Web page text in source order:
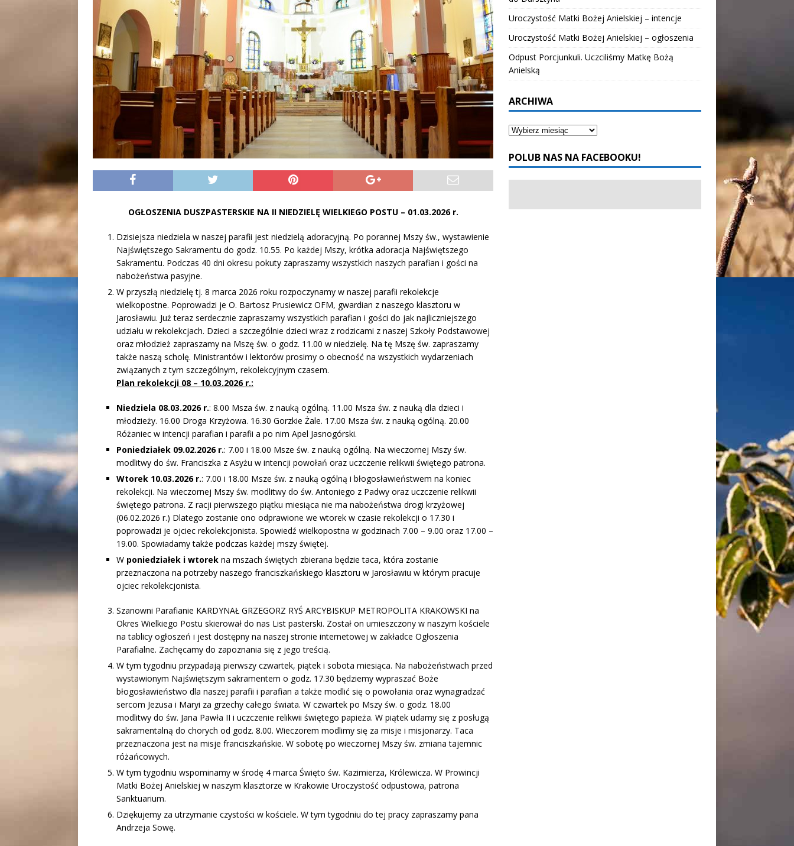
OGŁOSZENIA DUSZPASTERSKIE NA II NIEDZIELĘ WIELKIEGO POSTU – 01.03.2026 r.
Dzisiejsza niedziela w naszej parafii jest niedzielą adoracyjną. Po porannej Mszy św., wystawienie
Najświętszego Sakramentu do godz. 10.55. Po każdej Mszy, krótka adoracja Najświętszego
Sakramentu. Podczas 40 dni okresu pokuty zapraszamy wszystkich naszych parafian i gości na
nabożeństwa pasyjne.
W przyszłą niedzielę tj. 8 marca 2026 roku rozpoczynamy w naszej parafii rekolekcje
wielkopostne. Poprowadzi je O. Bartosz Prusiewicz OFM, gwardian z naszego klasztoru w
Jarosławiu. Już teraz serdecznie zapraszamy wszystkich parafian i gości do jak najliczniejszego
udziału w rekolekcjach. Dzieci a szczególnie dzieci wraz z rodzicami z naszej Szkoły Podstawowej
oraz młodzież zapraszamy na Mszę św. o godz. 11.00 w niedzielę. Na tę Mszę św. zapraszamy
także naszą scholę. Ministrantów i lektorów prosimy o obecność na wszystkich wydarzeniach
związanych z tym szczególnym, rekolekcyjnym czasem.
Plan rekolekcji 08 – 10.03.2026 r.:
Niedziela 08.03.2026 r.: 8.00 Msza św. z nauką ogólną. 11.00 Msza św. z nauką dla dzieci i
młodzieży. 16.00 Droga Krzyżowa. 16.30 Gorzkie Żale. 17.00 Msza św. z nauką ogólną. 20.00
Różaniec w intencji parafian i parafii a po nim Apel Jasnogórski.
Poniedziałek 09.02.2026 r.: 7.00 i 18.00 Msze św. z nauką ogólną. Na wieczornej Mszy św.
modlitwy do św. Franciszka z Asyżu w intencji powołań oraz uczczenie relikwii świętego patrona.
Wtorek 10.03.2026 r.: 7.00 i 18.00 Msze św. z nauką ogólną i błogosławieństwem na koniec
rekolekcji. Na wieczornej Mszy św. modlitwy do św. Antoniego z Padwy oraz uczczenie relikwii
świętego patrona. Z racji pierwszego piątku miesiąca nie ma nabożeństwa drogi krzyżowej
(06.02.2026 r.) Dlatego zostanie ono odprawione we wtorek w czasie rekolekcji o 17.30 i
poprowadzi je ojciec rekolekcjonista. Spowiedź wielkopostna w godzinach 7.00 – 9.00 oraz 17.00 –
19.00. Spowiadamy także podczas każdej mszy świętej.
W poniedziałek i wtorek na mszach świętych zbierana będzie taca, która zostanie
przeznaczona na potrzeby naszego franciszkańskiego klasztoru w Jarosławiu w którym pracuje
ojciec rekolekcjonista.
Szanowni Parafianie KARDYNAŁ GRZEGORZ RYŚ ARCYBISKUP METROPOLITA KRAKOWSKI na
Okres Wielkiego Postu skierował do nas List pasterski. Został on umieszczony w naszym kościele
na tablicy ogłoszeń i jest dostępny na naszej stronie internetowej w zakładce Ogłoszenia
Parafialne. Zachęcamy do zapoznania się z jego treścią.
W tym tygodniu przypadają pierwszy czwartek, piątek i sobota miesiąca. Na nabożeństwach przed
wystawionym Najświętszym sakramentem o godz. 17.30 będziemy wypraszać Boże
błogosławieństwo dla naszej parafii i parafian a także modlić się o powołania oraz wynagradzać
sercom Jezusa i Maryi za grzechy całego świata. W czwartek po Mszy św. o godz. 18.00
modlitwy do św. Jana Pawła II i uczczenie relikwii świętego papieża. W piątek udamy się z posługą
sakramentalną do chorych od godz. 8.00. Wieczorem modlimy się za misje i misjonarzy. Taca
przeznaczona jest na misje franciszkańskie. W sobotę po wieczornej Mszy św. zmiana tajemnic
różańcowych.
W tym tygodniu wspominamy w środę 4 marca Święto św. Kazimierza, Królewicza. W Prowincji
Matki Bożej Anielskiej w naszym klasztorze w Krakowie Uroczystość odpustowa, patrona
Sanktuarium.
Dziękujemy za utrzymanie czystości w kościele. W tym tygodniu do tej pracy zapraszamy pana
Andrzeja Sowę.
Uroczystość Matki Bożej Anielskiej – intencje
Uroczystość Matki Bożej Anielskiej – ogłoszenia
Odpust Porcjunkuli. Uczciliśmy Matkę Bożą
Anielską
ARCHIWA
POLUB NAS NA FACEBOOKU!